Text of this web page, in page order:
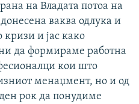
на Владата потоа на
ваква одлука и
кризи и јас како
да формираме работна
кои што
менаџмент, но и од
рок да понудиме